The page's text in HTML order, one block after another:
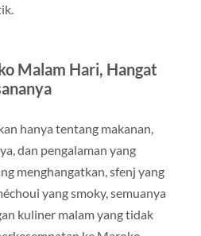
Malam Hari, Hangat
hanya tentang makanan,
dan pengalaman yang
menghangatkan, sfenj yang
yang smoky, semuanya
kuliner malam yang tidak